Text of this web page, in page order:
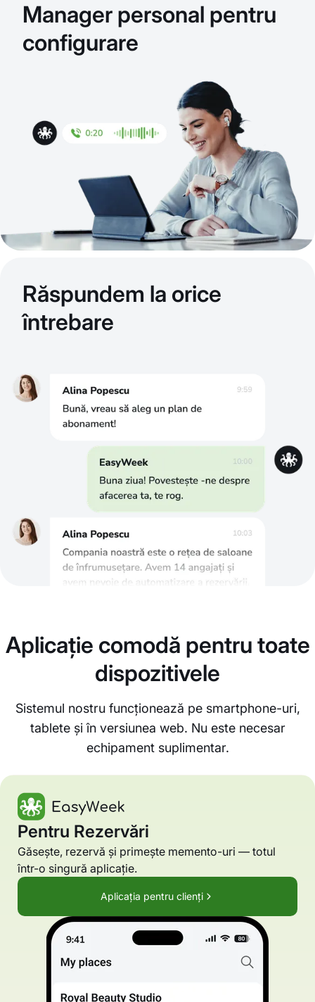
Manager personal pentru
configurare
Răspundem la orice
întrebare
Aplicație comodă pentru toate
dispozitivele
Sistemul nostru funcționează pe smartphone-uri,
tablete și în versiunea web. Nu este necesar
echipament suplimentar.
Pentru Rezervări
Găsește, rezervă și primește memento-uri — totul
într-o singură aplicație.
Aplicația pentru clienți